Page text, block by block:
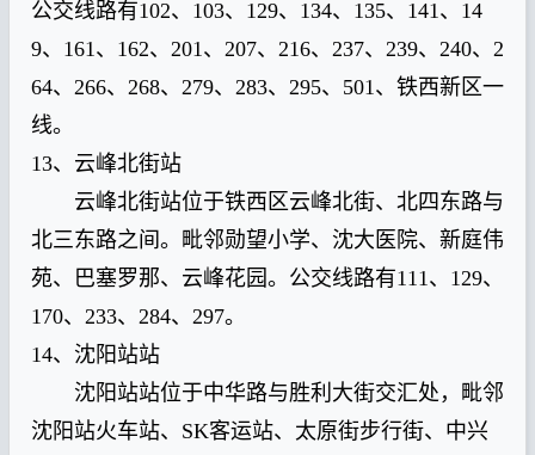
公交线路有102、103、129、134、135、141、14
9、161、162、201、207、216、237、239、240、2
64、266、268、279、283、295、501、铁西新区一
线。
13、云峰北街站
云峰北街站位于铁西区云峰北街、北四东路与
北三东路之间。毗邻勋望小学、沈大医院、新庭伟
苑、巴塞罗那、云峰花园。公交线路有111、129、
170、233、284、297。
14、沈阳站站
沈阳站站位于中华路与胜利大街交汇处，毗邻
沈阳站火车站、SK客运站、太原街步行街、中兴